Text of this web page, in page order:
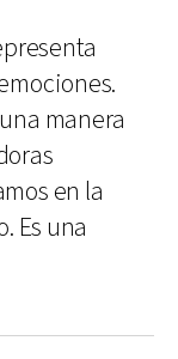
manera
en la
Es una